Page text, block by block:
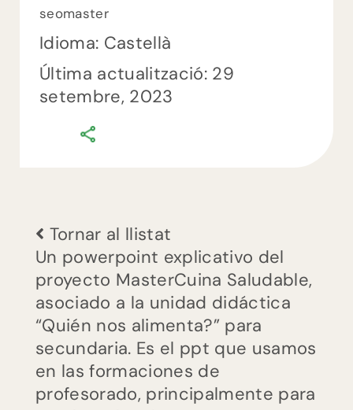
seomaster
Idioma: Castellà
Última actualització: 29
setembre, 2023
comments
Saludable
(unido
a
ud
didáctica
“Quién
nos
alimenta?”)
Tornar al llistat
Un powerpoint explicativo del
proyecto MasterCuina Saludable,
asociado a la unidad didáctica
“Quién nos alimenta?” para
secundaria. Es el ppt que usamos
en las formaciones de
profesorado, principalmente para